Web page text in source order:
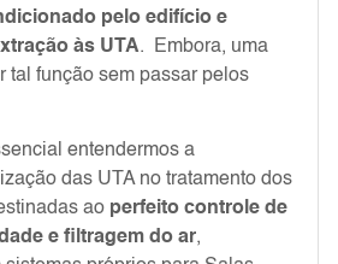
pelo edifício e
às UTA. Embora, uma
tal função sem passar pelos
entendermos a
das UTA no tratamento dos
ao perfeito controle de
e filtragem do ar,